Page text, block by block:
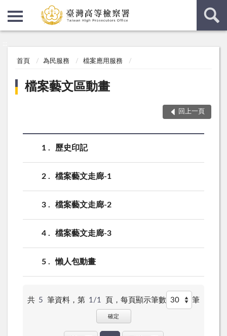
首頁 為民服務 檔案應用服務
檔案藝文區動畫
回上一頁
1 歷史印記
2 檔案藝文走廊-1
3 檔案藝文走廊-2
4 檔案藝文走廊-3
5 懶人包動畫
共 5 筆資料，第 1/1 頁， 每頁顯示筆數 筆
確定